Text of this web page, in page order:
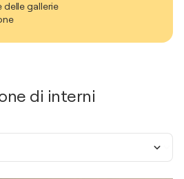
delle gallerie
di interni